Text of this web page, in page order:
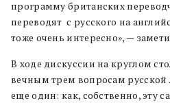
программу британских
переводят с русского на
тоже очень интересно», —
В ходе дискуссии на круглом
вечным трем вопросам русской
еще один: как, собственно, эту